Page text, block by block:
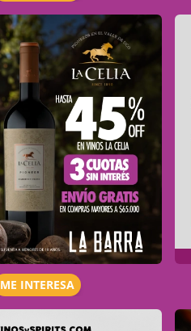
ME INTERESA